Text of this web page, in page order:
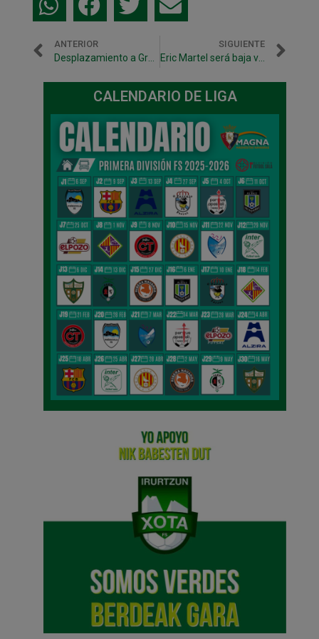
ANTERIOR
Desplazamiento a Gran Canaria con el objetivo de seguir imbatidos
SIGUIENTE
Eric Martel será baja varios meses más de lo previsto
CALENDARIO DE LIGA